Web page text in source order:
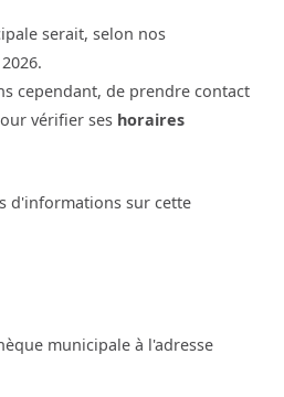
serait, selon nos
cependant, de prendre contact
vérifier ses horaires
d'informations sur cette
municipale à l'adresse